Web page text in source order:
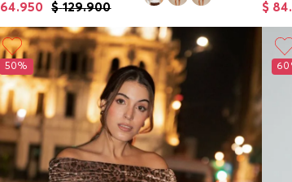
$ 129.900
64.950 $ 84.
50%